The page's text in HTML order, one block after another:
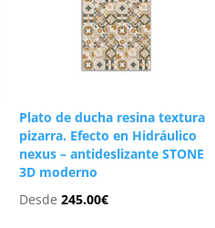
Plato de ducha resina textura
pizarra. Efecto en Hidráulico
nexus – antideslizante STONE
3D moderno
Desde 245.00€